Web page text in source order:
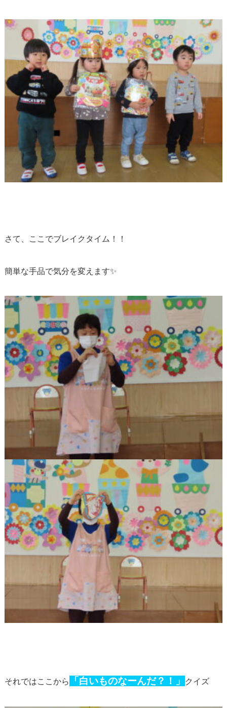
さて、ここでブレイクタイム！！
簡単な手品で気分を変えます✨
それではここから 「白いものなーんだ？！」 クイズ